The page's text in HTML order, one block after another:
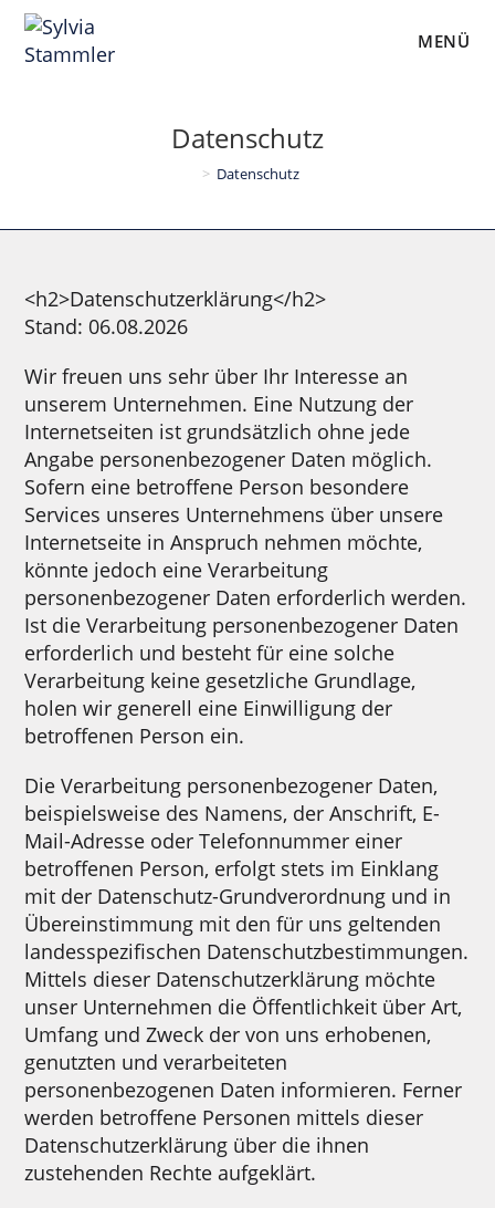
Zum
Inhalt
springen
MENÜ
Datenschutz
> Datenschutz
<h2>Datenschutzerklärung</h2>
Stand: 06.08.2026
Wir freuen uns sehr über Ihr Interesse an
unserem Unternehmen. Eine Nutzung der
Internetseiten ist grundsätzlich ohne jede
Angabe personenbezogener Daten möglich.
Sofern eine betroffene Person besondere
Services unseres Unternehmens über unsere
Internetseite in Anspruch nehmen möchte,
könnte jedoch eine Verarbeitung
personenbezogener Daten erforderlich werden.
Ist die Verarbeitung personenbezogener Daten
erforderlich und besteht für eine solche
Verarbeitung keine gesetzliche Grundlage,
holen wir generell eine Einwilligung der
betroffenen Person ein.
Die Verarbeitung personenbezogener Daten,
beispielsweise des Namens, der Anschrift, E-
Mail-Adresse oder Telefonnummer einer
betroffenen Person, erfolgt stets im Einklang
mit der Datenschutz-Grundverordnung und in
Übereinstimmung mit den für uns geltenden
landesspezifischen Datenschutzbestimmungen.
Mittels dieser Datenschutzerklärung möchte
unser Unternehmen die Öffentlichkeit über Art,
Umfang und Zweck der von uns erhobenen,
genutzten und verarbeiteten
personenbezogenen Daten informieren. Ferner
werden betroffene Personen mittels dieser
Datenschutzerklärung über die ihnen
zustehenden Rechte aufgeklärt.